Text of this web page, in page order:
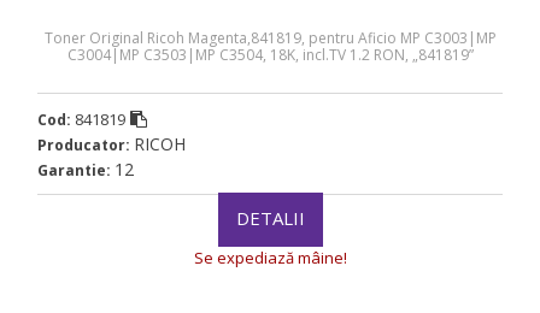
Toner Original Ricoh Magenta,841819, pentru Aficio MP C3003|MP
C3004|MP C3503|MP C3504, 18K, incl.TV 1.2 RON, „841819”
Cod: 841819
Producator: RICOH
Garantie: 12
DETALII
Se expediază mâine!